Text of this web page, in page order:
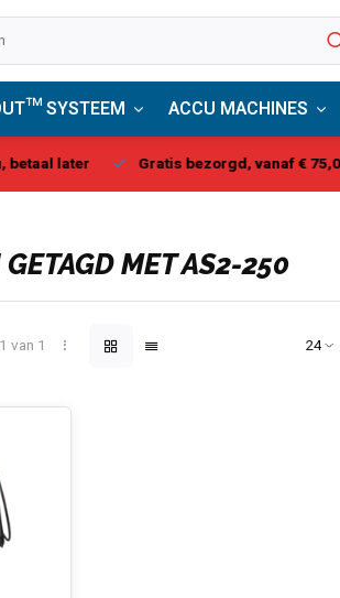
SYSTEEM ACCU MACHINES
later Gratis bezorgd, vanaf € 75,00
MET AS2-250
van 1